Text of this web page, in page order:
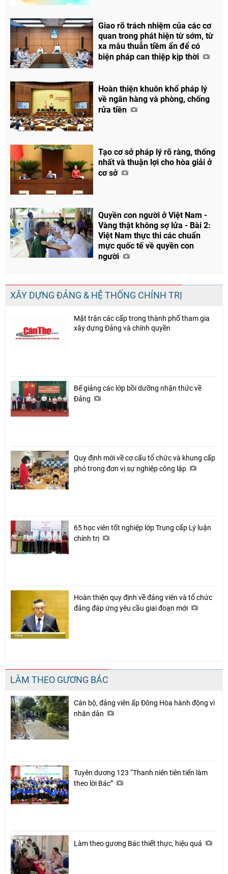
Chia sẻ
Facebook
Giao rõ trách nhiệm của các cơ
quan trong phát hiện từ sớm, từ
xa mâu thuẫn tiềm ẩn để có
biện pháp can thiệp kịp thời
Hoàn thiện khuôn khổ pháp lý
về ngân hàng và phòng, chống
rửa tiền
Tạo cơ sở pháp lý rõ ràng, thống
nhất và thuận lợi cho hòa giải ở
cơ sở
Quyền con người ở Việt Nam -
Vàng thật không sợ lửa - Bài 2:
Việt Nam thực thi các chuẩn
mực quốc tế về quyền con
người
XÂY DỰNG ĐẢNG & HỆ THỐNG CHÍNH TRỊ
Mặt trận các cấp trong thành phố tham gia
xây dựng Đảng và chính quyền
Bế giảng các lớp bồi dưỡng nhận thức về
Đảng
Quy định mới về cơ cấu tổ chức và khung cấp
phó trong đơn vị sự nghiệp công lập
65 học viên tốt nghiệp lớp Trung cấp Lý luận
chính trị
Hoàn thiện quy định về đảng viên và tổ chức
đảng đáp ứng yêu cầu giai đoạn mới
LÀM THEO GƯƠNG BÁC
Cán bộ, đảng viên ấp Đông Hòa hành động vì
nhân dân
Tuyên dương 123 “Thanh niên tiên tiến làm
theo lời Bác”
Làm theo gương Bác thiết thực, hiệu quả